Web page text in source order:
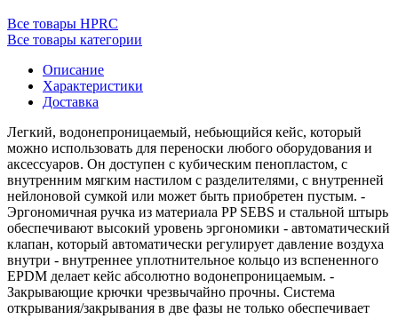
Все товары HPRC
Все товары категории
Описание
Характеристики
Доставка
Легкий, водонепроницаемый, небьющийся кейс, который
можно использовать для переноски любого оборудования и
аксессуаров. Он доступен с кубическим пенопластом, с
внутренним мягким настилом с разделителями, с внутренней
нейлоновой сумкой или может быть приобретен пустым. -
Эргономичная ручка из материала PP SEBS и стальной штырь
обеспечивают высокий уровень эргономики - автоматический
клапан, который автоматически регулирует давление воздуха
внутри - внутреннее уплотнительное кольцо из вспененного
EPDM делает кейс абсолютно водонепроницаемым. -
Закрывающие крючки чрезвычайно прочны. Система
открывания/закрывания в две фазы не только обеспечивает